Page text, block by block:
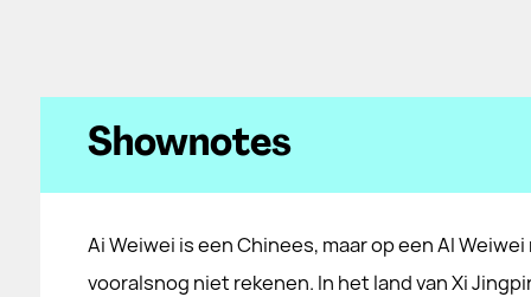
Shownotes
Ai Weiwei is een Chinees, maar op een AI
vooralsnog niet rekenen. In het land van Xi